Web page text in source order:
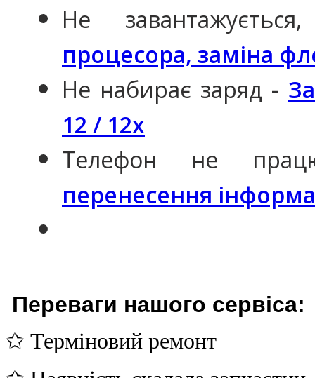
Не
процесора, заміна
Не набирає заряд -
12 / 12x
Телефон не
перенесення
Переваги нашого сервіса:
✩ Терміновий ремонт